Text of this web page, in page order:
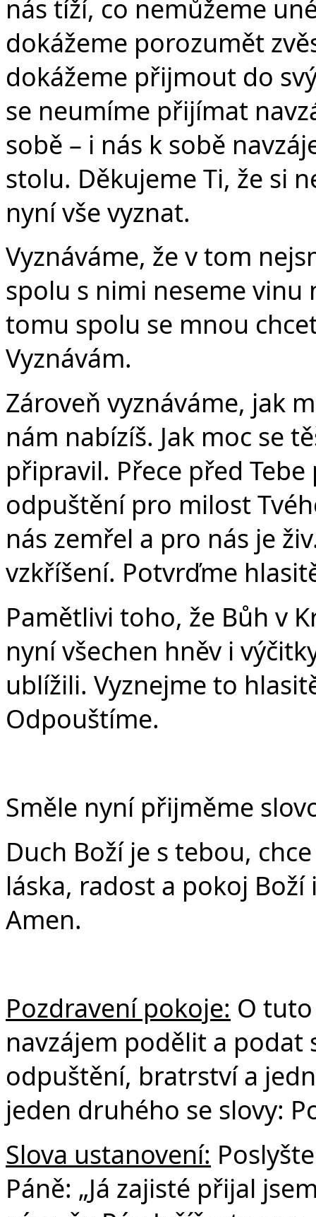
nás tíží, co nemůžeme
dokážeme porozumět
dokážeme přijmout do
se neumíme přijímat
sobě – i nás k sobě
stolu. Děkujeme Ti, že si
nyní vše vyznat.
Vyznáváme, že v tom
spolu s nimi neseme vinu
tomu spolu se mnou
Vyznávám.
Zároveň vyznáváme, jak
nám nabízíš. Jak moc se
připravil. Přece před
odpuštění pro milost
nás zemřel a pro nás je
vzkříšení. Potvrďme
Pamětlivi toho, že Bůh v
nyní všechen hněv i
ublížili. Vyznejme to
Odpouštíme.
Směle nyní přijměme
Duch Boží je s tebou,
láska, radost a pokoj
Amen.
Pozdravení pokoje: O
navzájem podělit a podat
odpuštění, bratrství a
jeden druhého se slovy:
Slova ustanovení:
Páně: „Já zajisté přijal